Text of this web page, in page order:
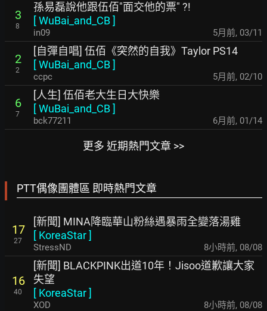
3
8
孫易磊說他跟伍佰"面交他的票" ?!
[WuBai_and_CB]
in09 5月前, 03/11
2
2
[自彈自唱] 伍佰《突然的自我》Taylor PS14
[WuBai_and_CB]
ccpc 5月前, 02/10
6
7
[人生] 伍佰老大生日大快樂
[WuBai_and_CB]
bck77211 6月前, 01/14
更多 近期熱門文章 >>
PTT偶像團體區 即時熱門文章
17
27
[新聞] MINA降臨華山粉絲遇暴雨全變落湯雞
[ KoreaStar]
StressND 8小時前, 08/08
16
40
[新聞] BLACKPINK出道10年！Jisoo道歉讓大家
失望
[ KoreaStar]
XOD 8小時前, 08/08